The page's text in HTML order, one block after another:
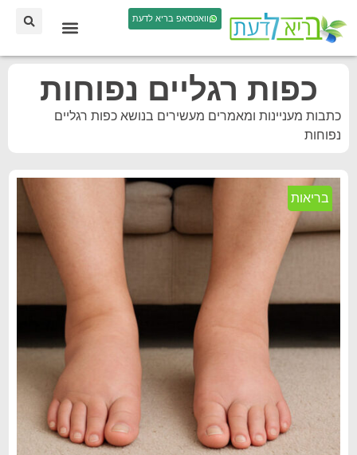
וואטסאפ בריא לדעת
כפות רגליים נפוחות
כתבות מעניינות ומאמרים מעשירים בנושא כפות רגליים
נפוחות
בריאות